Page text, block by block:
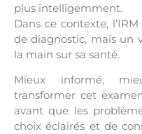
plus intelligemment.
Dans ce contexte,
de diagnostic, mais un
la main sur sa santé.
Mieux informé,
transformer cet
avant que les
choix éclairés et de